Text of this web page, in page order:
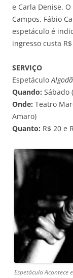
e Carla Denise.
Campos, Fábio
espetáculo é
ingresso custa
SERVIÇO
Espetáculo
Quando: Sábado
Onde: Teatro
Amaro)
Quanto: R$ 20 e
Espetáculo